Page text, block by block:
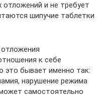
отложений и не требует
шипучие таблетки
к себе
это бывает именно так:
нарушение режима
самостоятельно